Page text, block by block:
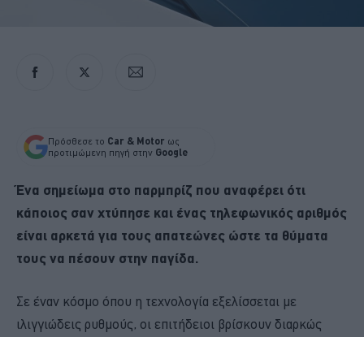
Πρόσθεσε το Car & Motor ως
προτιμώμενη πηγή στην Google
Ένα σημείωμα στο παρμπρίζ που αναφέρει ότι
κάποιος σαν χτύπησε και ένας τηλεφωνικός αριθμός
είναι αρκετά για τους απατεώνες ώστε τα θύματα
τους να πέσουν στην παγίδα.
Σε έναν κόσμο όπου η τεχνολογία εξελίσσεται με
ιλιγγιώδεις ρυθμούς, οι επιτήδειοι βρίσκουν διαρκώς